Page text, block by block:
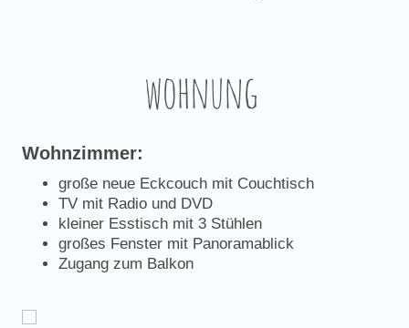
wohnung
Wohnzimmer:
große neue Eckcouch mit Couchtisch
TV mit Radio und DVD
kleiner Esstisch mit 3 Stühlen
großes Fenster mit Panoramablick
Zugang zum Balkon